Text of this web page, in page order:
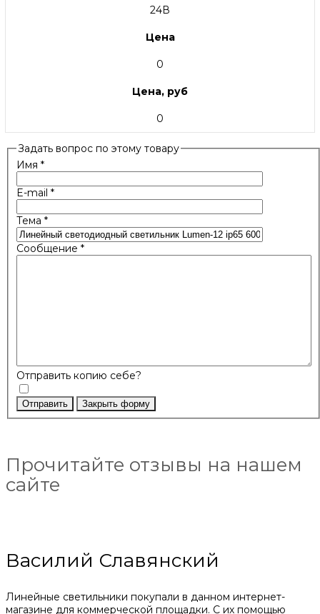
24В
Цена
0
Цена, руб
0
Задать вопрос по этому товару
Имя *
E-mail *
Тема *
Сообщение *
Отправить копию себе?
Отправить Закрыть форму
Прочитайте отзывы на нашем
сайте
Василий Славянский
Линейные светильники покупали в данном интернет-
магазине для коммерческой площадки. С их помощью